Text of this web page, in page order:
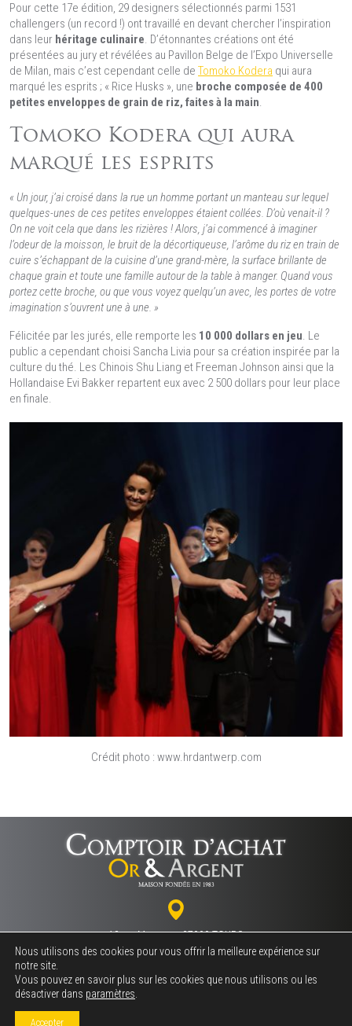
Pour cette 17e édition, 29 designers sélectionnés parmi 1531
challengers (un record !) ont travaillé en devant chercher l’inspiration
dans leur héritage culinaire. D’étonnantes créations ont été
présentées au jury et révélées au Pavillon Belge de l’Expo Universelle
de Milan, mais c’est cependant celle de Tomoko Kodera qui aura
marqué les esprits ; « Rice Husks », une broche composée de 400
petites enveloppes de grain de riz, faites à la main.
Tomoko Kodera qui aura
marqué les esprits
« Un jour, j’ai croisé dans la rue un homme portant un manteau sur lequel
quelques-unes de ces petites enveloppes étaient collées. D’où venait-il ?
On ne voit cela que dans les rizières ! Alors, j’ai commencé à imaginer
l’odeur de la moisson, le bruit de la décortiqueuse, l’arôme du riz en train de
cuire s’échappant de la cuisine d’une grand-mère, la surface brillante de
chaque grain et toute une famille autour de la table à manger. Quand vous
portez cette broche, ou que vous voyez quelqu’un avec, les portes de votre
imagination s’ouvrent une à une. »
Félicitée par les jurés, elle remporte les 10 000 dollars en jeu. Le
public a cependant choisi Sancha Livia pour sa création inspirée par la
culture du thé. Les Chinois Shu Liang et Freeman Johnson ainsi que la
Hollandaise Evi Bakker repartent eux avec 2 500 dollars pour leur place
en finale.
Crédit photo : www.hrdantwerp.com
18 rue Marceau - 37000 TOURS
Nous utilisons des cookies pour vous offrir la meilleure expérience sur
notre site.
Vous pouvez en savoir plus sur les cookies que nous utilisons ou les
désactiver dans paramètres
Accepter